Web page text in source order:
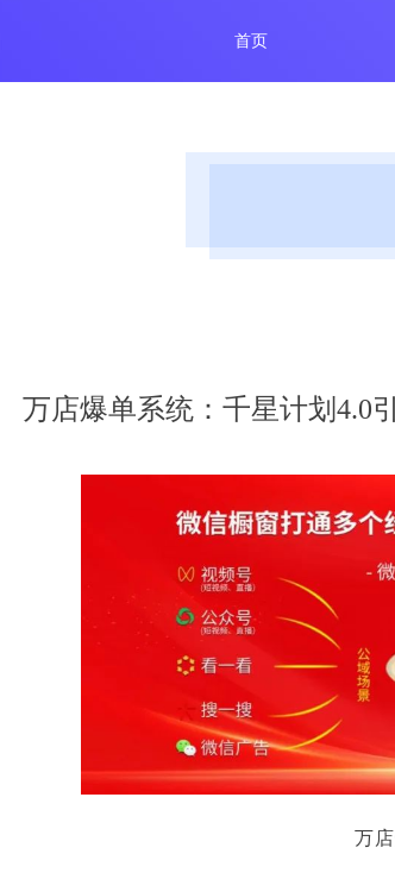
首页
万店爆单系统：千星计划4.0
万